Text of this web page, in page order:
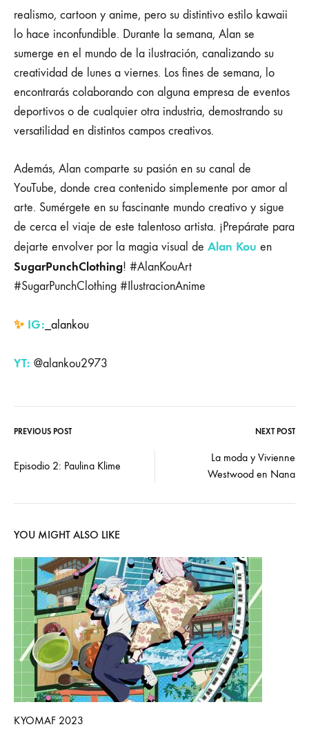
realismo, cartoon y anime, pero su distintivo estilo kawaii
lo hace inconfundible. Durante la semana, Alan se
sumerge en el mundo de la ilustración, canalizando su
creatividad de lunes a viernes. Los fines de semana, lo
encontrarás colaborando con alguna empresa de eventos
deportivos o de cualquier otra industria, demostrando su
versatilidad en distintos campos creativos.
Además, Alan comparte su pasión en su canal de
YouTube, donde crea contenido simplemente por amor al
arte. Sumérgete en su fascinante mundo creativo y sigue
de cerca el viaje de este talentoso artista. ¡Prepárate para
dejarte envolver por la magia visual de Alan Kou en
SugarPunchClothing! #AlanKouArt
#SugarPunchClothing #IlustracionAnime
✨ IG: _alankou
YT: @alankou2973
PREVIOUS POST NEXT POST
Episodio 2: Paulina Klime
La moda y Vivienne
Westwood en Nana
YOU MIGHT ALSO LIKE
KYOMAF 2023